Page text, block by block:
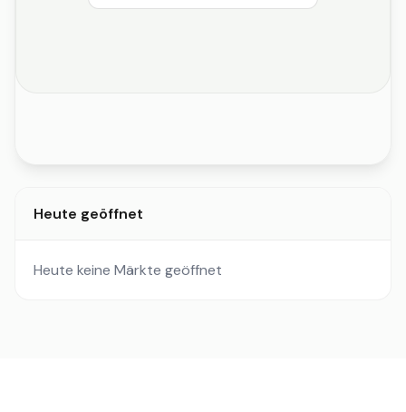
Heute geöffnet
Heute keine Märkte geöffnet